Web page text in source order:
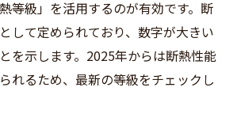
等級」を活用するのが有効です。断
して定められており、数字が大きい
を示します。2025年からは断熱性能
れるため、最新の等級をチェックし